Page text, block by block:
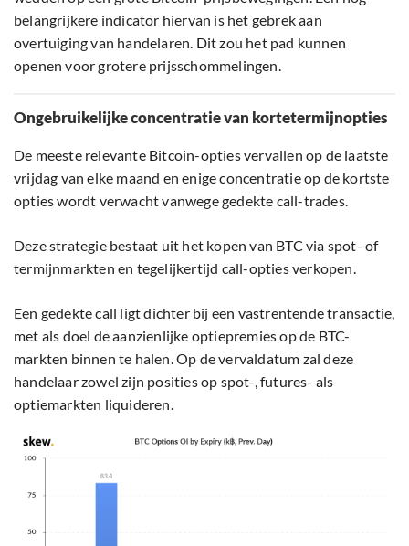
belangrijkere indicator hiervan is het gebrek aan
overtuiging van handelaren. Dit zou het pad kunnen
openen voor grotere prijsschommelingen.
Ongebruikelijke concentratie van kortetermijnopties
De meeste relevante Bitcoin-opties vervallen op de laatste
vrijdag van elke maand en enige concentratie op de kortste
opties wordt verwacht vanwege gedekte call-trades.
Deze strategie bestaat uit het kopen van BTC via spot- of
termijnmarkten en tegelijkertijd call-opties verkopen.
Een gedekte call ligt dichter bij een vastrentende transactie,
met als doel de aanzienlijke optiepremies op de BTC-
markten binnen te halen. Op de vervaldatum zal deze
handelaar zowel zijn posities op spot-, futures- als
optiemarkten liquideren.